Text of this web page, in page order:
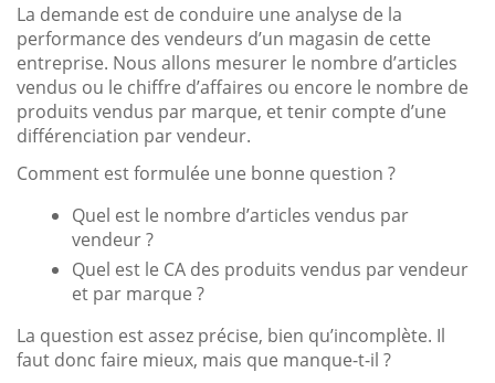
La demande est de conduire une analyse de la
performance des vendeurs d’un magasin de cette
entreprise. Nous allons mesurer le nombre d’articles
vendus ou le chiffre d’affaires ou encore le nombre de
produits vendus par marque, et tenir compte d’une
différenciation par vendeur.
Comment est formulée une bonne question ?
Quel est le nombre d’articles vendus par
vendeur ?
Quel est le CA des produits vendus par vendeur
et par marque ?
La question est assez précise, bien qu’incomplète. Il
faut donc faire mieux, mais que manque-t-il ?